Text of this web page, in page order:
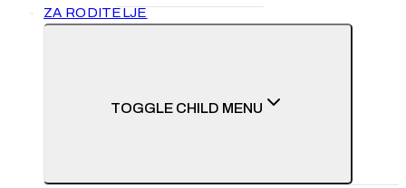
ZA RODITELJE
TOGGLE CHILD MENU